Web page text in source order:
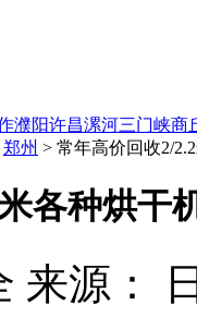
濮阳许昌漯河三门峡商
郑州 > 常年高价回收2/
各种烘干
来源：